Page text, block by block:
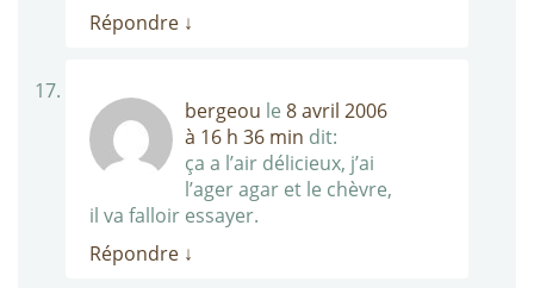
Répondre ↓
bergeou le 8 avril 2006
à 16 h 36 min dit:
ça a l’air délicieux, j’ai
l’ager agar et le chèvre,
il va falloir essayer.
Répondre ↓